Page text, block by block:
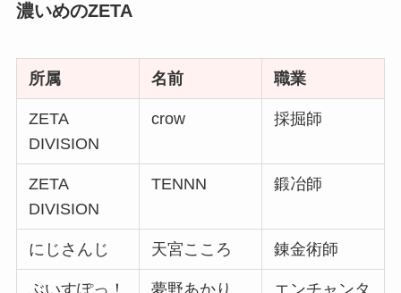
濃いめのZETA
所属 名前 職業
ZETA
DIVISION
crow 採掘師
ZETA
DIVISION
TENNN 鍛冶師
にじさんじ 天宮こころ 錬金術師